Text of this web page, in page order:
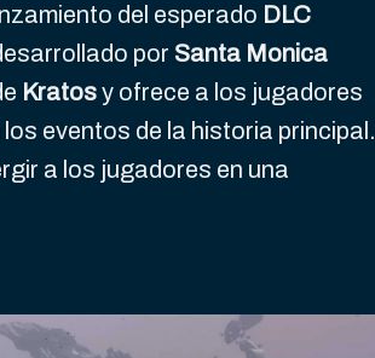
del esperado DLC
por Santa Monica
Kratosy ofrece a los jugadores
eventos de la historia principal.
a los jugadores en una